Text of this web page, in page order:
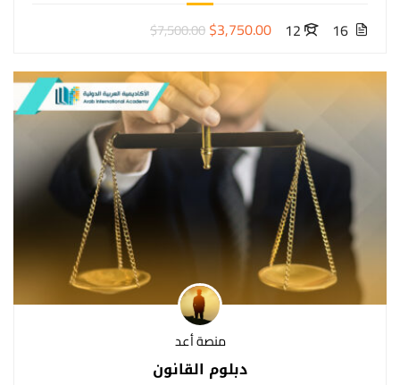
16
12
$7,500.00$3,750.00
منصة أعد
دبلوم القانون